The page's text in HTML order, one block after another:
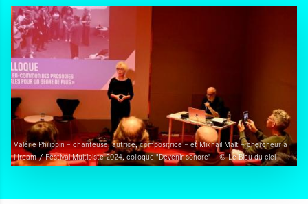
Valérie Philippin – chanteuse, autrice, compositrice – et Mikhail Malt – chercheur à
l’Ircam / Festival Multipiste 2024, colloque "Devenir sonore" – © Le Bleu du ciel